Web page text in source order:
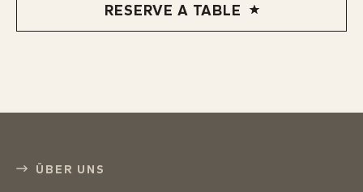
RESERVE A TABLE
ÜBER UNS